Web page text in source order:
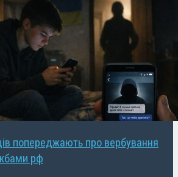
попереджають про вербування
рф